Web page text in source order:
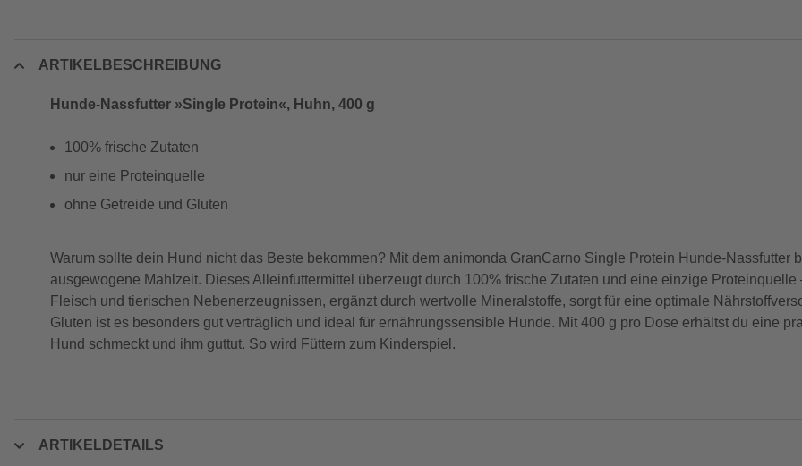
ARTIKELBESCHREIBUNG
Hunde-Nassfutter »Single Protein«, Huhn, 400 g
100% frische Zutaten
nur eine Proteinquelle
ohne Getreide und Gluten
Warum sollte dein Hund nicht das Beste bekommen? Mit dem animonda GranCarno Single Protein Hunde-Nassfutter
ausgewogene Mahlzeit. Dieses Alleinfuttermittel überzeugt durch 100% frische Zutaten und eine einzige
Fleisch und tierischen Nebenerzeugnissen, ergänzt durch wertvolle Mineralstoffe, sorgt für eine optimale
Gluten ist es besonders gut verträglich und ideal für ernährungssensible Hunde. Mit 400 g pro Dose erhältst du eine
Hund schmeckt und ihm guttut. So wird Füttern zum Kinderspiel.
ARTIKELDETAILS